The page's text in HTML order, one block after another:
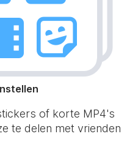
of korte MP4's
te delen met vrienden